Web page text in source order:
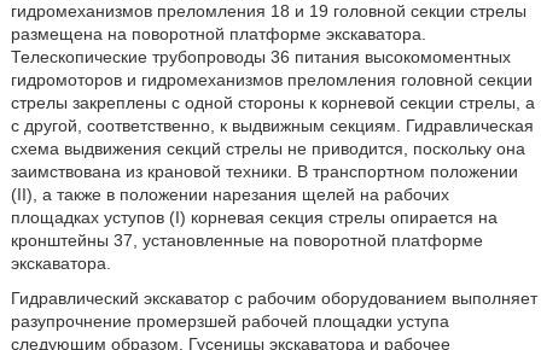
гидромеханизмов преломления 18 и 19 головной секции стрелы
размещена на поворотной платформе экскаватора.
Телескопические трубопроводы 36 питания высокомоментных
гидромоторов и гидромеханизмов преломления головной секции
стрелы закреплены с одной стороны к корневой секции стрелы, а
с другой, соответственно, к выдвижным секциям. Гидравлическая
схема выдвижения секций стрелы не приводится, поскольку она
заимствована из крановой техники. В транспортном положении
(II), а также в положении нарезания щелей на рабочих
площадках уступов (I) корневая секция стрелы опирается на
кронштейны 37, установленные на поворотной платформе
экскаватора.
Гидравлический экскаватор с рабочим оборудованием выполняет
разупрочнение промерзшей рабочей площадки уступа
следующим образом. Гусеницы экскаватора и рабочее